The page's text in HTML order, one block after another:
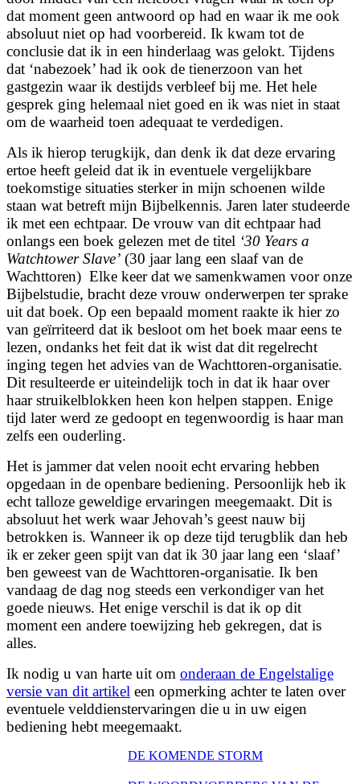
dat moment geen antwoord op had en waar ik me ook
absoluut niet op had voorbereid. Ik kwam tot de
conclusie dat ik in een hinderlaag was gelokt. Tijdens
dat ‘nabezoek’ had ik ook de tienerzoon van het
gastgezin waar ik destijds verbleef bij me. Het hele
gesprek ging helemaal niet goed en ik was niet in staat
om de waarheid toen adequaat te verdedigen.
Als ik hierop terugkijk, dan denk ik dat deze ervaring
ertoe heeft geleid dat ik in eventuele vergelijkbare
toekomstige situaties sterker in mijn schoenen wilde
staan wat betreft mijn Bijbelkennis. Jaren later studeerde
ik met een echtpaar. De vrouw van dit echtpaar had
onlangs een boek gelezen met de titel ‘30 Years a
Watchtower Slave’ (30 jaar lang een slaaf van de
Wachttoren) Elke keer dat we samenkwamen voor onze
Bijbelstudie, bracht deze vrouw onderwerpen ter sprake
uit dat boek. Op een bepaald moment raakte ik hier zo
van geïrriteerd dat ik besloot om het boek maar eens te
lezen, ondanks het feit dat ik wist dat dit regelrecht
inging tegen het advies van de Wachttoren-organisatie.
Dit resulteerde er uiteindelijk toch in dat ik haar over
haar struikelblokken heen kon helpen stappen. Enige
tijd later werd ze gedoopt en tegenwoordig is haar man
zelfs een ouderling.
Het is jammer dat velen nooit echt ervaring hebben
opgedaan in de openbare bediening. Persoonlijk heb ik
echt talloze geweldige ervaringen meegemaakt. Dit is
absoluut het werk waar Jehovah’s geest nauw bij
betrokken is. Wanneer ik op deze tijd terugblik dan heb
ik er zeker geen spijt van dat ik 30 jaar lang een ‘slaaf’
ben geweest van de Wachttoren-organisatie. Ik ben
vandaag de dag nog steeds een verkondiger van het
goede nieuws. Het enige verschil is dat ik op dit
moment een andere toewijzing heb gekregen, dat is
alles.
Ik nodig u van harte uit om onderaan de Engelstalige
versie van dit artikel een opmerking achter te laten over
eventuele velddienstervaringen die u in uw eigen
bediening hebt meegemaakt.
DE KOMENDE STORM